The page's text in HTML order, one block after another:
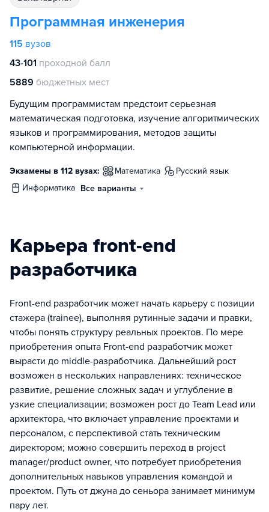
Программная инженерия
115 вузов
43-101 проходной балл
5889 бюджетных мест
Будущим программистам предстоит серьезная
математическая подготовка, изучение алгоритмических
языков и программирования, методов защиты
компьютерной информации.
Экзамены в 112 вузах: математика
русский язык
информатика Все варианты
Карьера front-end
разработчика
Front-end разработчик может начать карьеру с позиции
стажера (trainee), выполняя рутинные задачи и правки,
чтобы понять структуру реальных проектов. По мере
приобретения опыта Front-end разработчик может
вырасти до middle-разработчика. Дальнейший рост
возможен в нескольких направлениях: техническое
развитие, решение сложных задач и углубление в
узкие специализации; возможен рост до Team Lead или
архитектора, что включает управление проектами и
персоналом, с перспективой стать техническим
директором; можно совершить переход в project
manager/product owner, что потребует приобретения
дополнительных навыков управления командой и
проектом. Путь от джуна до сеньора занимает минимум
пару лет.